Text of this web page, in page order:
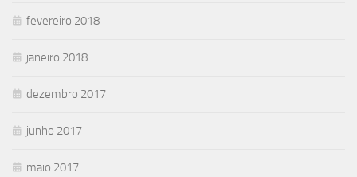
fevereiro 2018
janeiro 2018
dezembro 2017
junho 2017
maio 2017